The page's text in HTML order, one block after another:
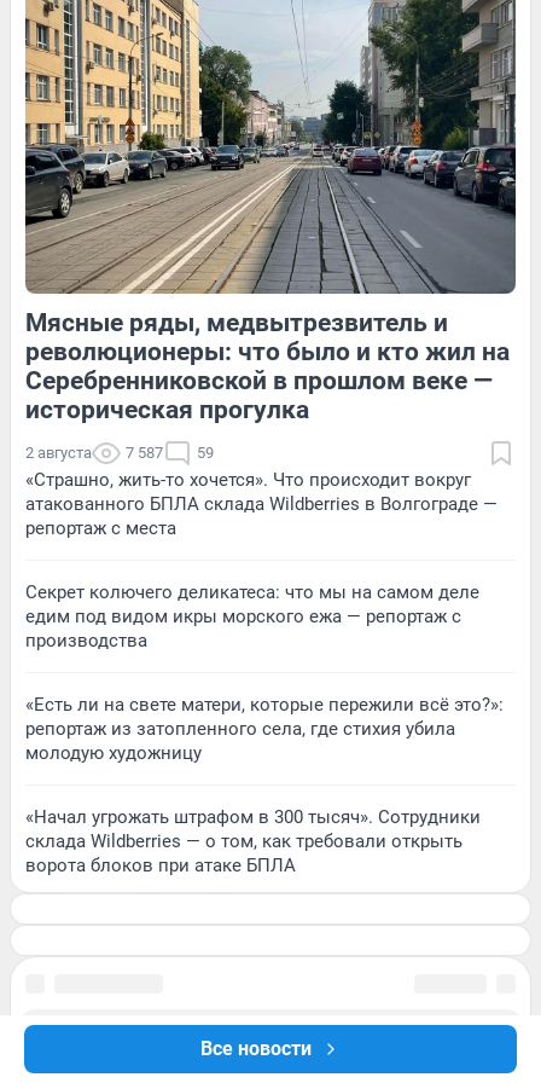
Все новости
15 Обсудить
124 1 19 Обсудить
Обсудить 19
Мясные ряды, медвытрезвитель и
революционеры: что было и кто жил на
Серебренниковской в прошлом веке —
историческая прогулка
2 августа 7 587 59
«Страшно, жить-то хочется». Что происходит вокруг
атакованного БПЛА склада Wildberries в Волгограде —
репортаж с места
Секрет колючего деликатеса: что мы на самом деле
едим под видом икры морского ежа — репортаж с
производства
«Есть ли на свете матери, которые пережили всё это?»:
репортаж из затопленного села, где стихия убила
молодую художницу
«Начал угрожать штрафом в 300 тысяч». Сотрудники
склада Wildberries — о том, как требовали открыть
ворота блоков при атаке БПЛА